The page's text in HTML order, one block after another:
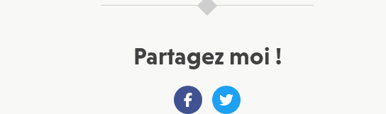
Partagez moi !